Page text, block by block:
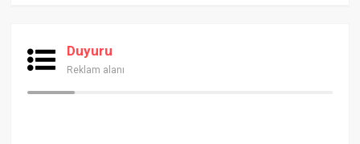
Duyuru
Reklam alanı